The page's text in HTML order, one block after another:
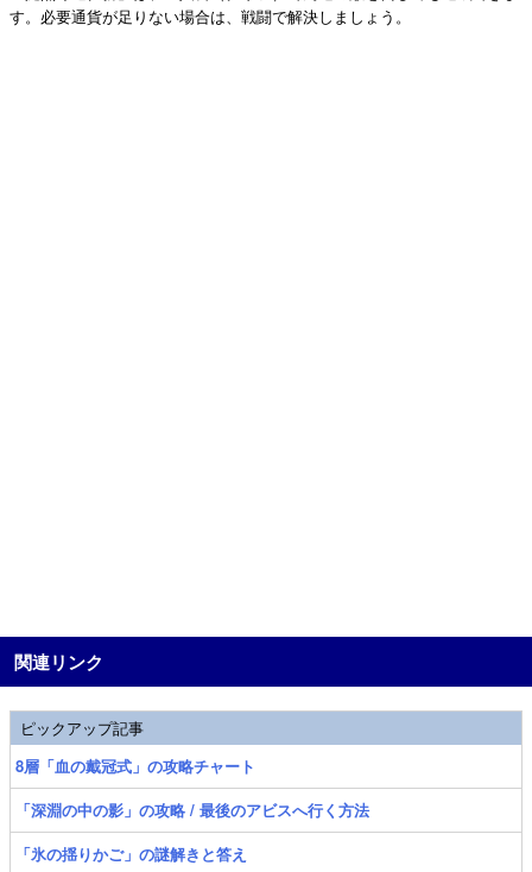
す。必要通貨が足りない場合は、戦闘で解決しましょう。
関連リンク
ピックアップ記事
8層「血の戴冠式」の攻略チャート
「深淵の中の影」の攻略 / 最後のアビスへ行く方法
「氷の揺りかご」の謎解きと答え